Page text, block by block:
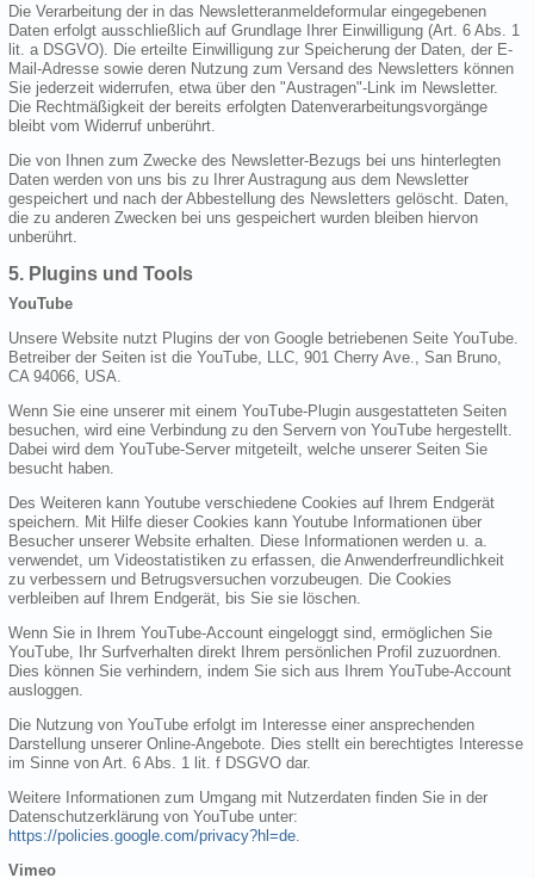
Die Verarbeitung der in das Newsletteranmeldeformular eingegebenen
Daten erfolgt ausschließlich auf Grundlage Ihrer Einwilligung (Art. 6 Abs. 1
lit. a DSGVO). Die erteilte Einwilligung zur Speicherung der Daten, der E-
Mail-Adresse sowie deren Nutzung zum Versand des Newsletters können
Sie jederzeit widerrufen, etwa über den "Austragen"-Link im Newsletter.
Die Rechtmäßigkeit der bereits erfolgten Datenverarbeitungsvorgänge
bleibt vom Widerruf unberührt.
Die von Ihnen zum Zwecke des Newsletter-Bezugs bei uns hinterlegten
Daten werden von uns bis zu Ihrer Austragung aus dem Newsletter
gespeichert und nach der Abbestellung des Newsletters gelöscht. Daten,
die zu anderen Zwecken bei uns gespeichert wurden bleiben hiervon
unberührt.
5. Plugins und Tools
YouTube
Unsere Website nutzt Plugins der von Google betriebenen Seite YouTube.
Betreiber der Seiten ist die YouTube, LLC, 901 Cherry Ave., San Bruno,
CA 94066, USA.
Wenn Sie eine unserer mit einem YouTube-Plugin ausgestatteten Seiten
besuchen, wird eine Verbindung zu den Servern von YouTube hergestellt.
Dabei wird dem YouTube-Server mitgeteilt, welche unserer Seiten Sie
besucht haben.
Des Weiteren kann Youtube verschiedene Cookies auf Ihrem Endgerät
speichern. Mit Hilfe dieser Cookies kann Youtube Informationen über
Besucher unserer Website erhalten. Diese Informationen werden u. a.
verwendet, um Videostatistiken zu erfassen, die Anwenderfreundlichkeit
zu verbessern und Betrugsversuchen vorzubeugen. Die Cookies
verbleiben auf Ihrem Endgerät, bis Sie sie löschen.
Wenn Sie in Ihrem YouTube-Account eingeloggt sind, ermöglichen Sie
YouTube, Ihr Surfverhalten direkt Ihrem persönlichen Profil zuzuordnen.
Dies können Sie verhindern, indem Sie sich aus Ihrem YouTube-Account
ausloggen.
Die Nutzung von YouTube erfolgt im Interesse einer ansprechenden
Darstellung unserer Online-Angebote. Dies stellt ein berechtigtes Interesse
im Sinne von Art. 6 Abs. 1 lit. f DSGVO dar.
Weitere Informationen zum Umgang mit Nutzerdaten finden Sie in der
Datenschutzerklärung von YouTube unter:
https://policies.google.com/privacy?hl=de
Vimeo